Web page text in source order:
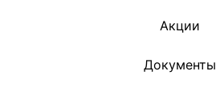
Акции
Документы